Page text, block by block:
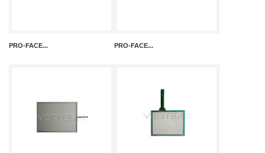
PRO-FACE... PRO-FACE...